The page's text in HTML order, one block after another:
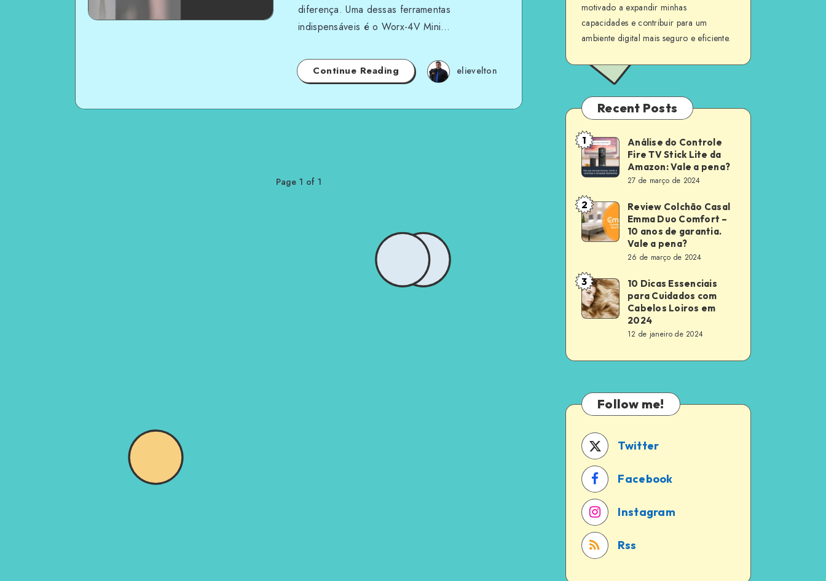
diferença. Uma dessas ferramentas
indispensáveis é o Worx-4V Mini…
Continue Reading elievelton
Page 1 of 1
motivado a expandir minhas
capacidades e contribuir para um
ambiente digital mais seguro e eficiente.
Recent Posts
Análise
do
Controle
Fire
TV
Stick
Amazon:
Vale
a
1
Análise do Controle
Fire TV Stick Lite da
Amazon: Vale a pena?
27 de março de 2024
Review
Colchão
Casal
Duo
Comfort
–
de
Vale
a
pena?
2
Review Colchão Casal
Emma Duo Comfort –
10 anos de garantia.
Vale a pena?
26 de março de 2024
10
Dicas
Essenciais
Cabelos
Loiros
2024
3
10 Dicas Essenciais
para Cuidados com
Cabelos Loiros em
2024
12 de janeiro de 2024
Follow me!
Twitter
Facebook
Instagram
Rss